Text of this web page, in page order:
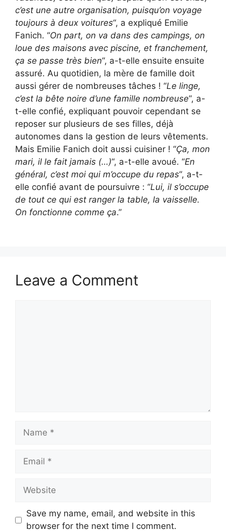
c’est une autre organisation, puisqu’on voyage
toujours à deux voitures“, a expliqué Emilie
Fanich. “On part, on va dans des campings, on
loue des maisons avec piscine, et franchement,
ça se passe très bien“, a-t-elle ensuite ensuite
assuré. Au quotidien, la mère de famille doit
aussi gérer de nombreuses tâches ! “Le linge,
c’est la bête noire d’une famille nombreuse“, a-
t-elle confié, expliquant pouvoir cependant se
reposer sur plusieurs de ses filles, déjà
autonomes dans la gestion de leurs vêtements.
Mais Emilie Fanich doit aussi cuisiner ! “Ça, mon
mari, il le fait jamais (…)“, a-t-elle avoué. “En
général, c’est moi qui m’occupe du repas“, a-t-
elle confié avant de poursuivre : “Lui, il s’occupe
de tout ce qui est ranger la table, la vaisselle.
On fonctionne comme ça.”
Leave a Comment
Name
Email
Website
Save my name, email, and website in this
browser for the next time I comment.